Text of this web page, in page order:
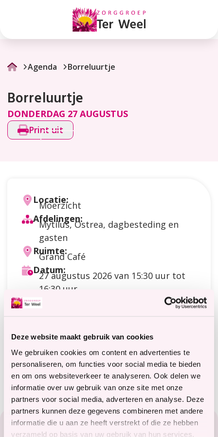
Deze website maakt gebruik van cookies
We gebruiken cookies om content en advertenties te
personaliseren, om functies voor social media te bieden
en om ons websiteverkeer te analyseren. Ook delen we
informatie over uw gebruik van onze site met onze
partners voor social media, adverteren en analyse. Deze
partners kunnen deze gegevens combineren met andere
informatie die u aan ze heeft verstrekt of die ze hebben
verzameld op basis van uw gebruik van hun services.
Borreluurtje
Agenda Borreluurtje
Borreluurtje
DONDERDAG 27 AUGUSTUS
Print uit
Locatie:
Moerzicht
Afdelingen:
Mytilus, Ostrea, dagbesteding en
gasten
Ruimte:
Grand Café
Datum:
27 augustus 2026van 15:30 uur tot
16:30 uur
Doelgroep:
Dagbesteding
Gasten
Kosten:
informatie
over
de
kosten
Betaling via counter restaurant
Meer informatie?
terweelactief@terweel.nl
Footer